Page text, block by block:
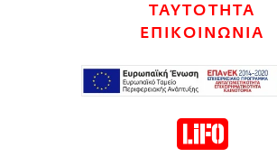
ΤΑΥΤΟΤΗΤΑ
ΕΠΙΚΟΙΝΩΝΙΑ